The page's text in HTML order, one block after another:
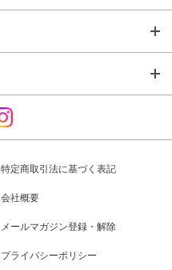
特定商取引法に基づく表記
会社概要
メールマガジン登録・解除
プライバシーポリシー